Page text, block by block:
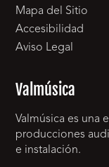
Mapa del Sitio
Accesibilidad
Aviso Legal
Valmúsica
Valmúsica es una
producciones
e instalación.